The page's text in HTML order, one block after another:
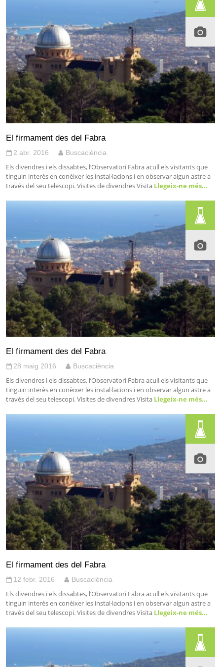
El firmament des del Fabra
2 abr. 2016 Buscaciència
Els divendres i els dissabtes, l’Observatori Fabra acull els visitants que
tinguin interès en conèixer les instal·lacions i en observar algun astre a
través del seu telescopi. Visites de divendres Visita Llegeix-ne més…
El firmament des del Fabra
28 maig 2016 Buscaciència
Els divendres i els dissabtes, l’Observatori Fabra acull els visitants que
tinguin interès en conèixer les instal·lacions i en observar algun astre a
través del seu telescopi. Visites de divendres Visita Llegeix-ne més…
El firmament des del Fabra
12 febr. 2016 Buscaciència
Els divendres i els dissabtes, l’Observatori Fabra acull els visitants que
tinguin interès en conèixer les instal·lacions i en observar algun astre a
través del seu telescopi. Visites de divendres Visita Llegeix-ne més…